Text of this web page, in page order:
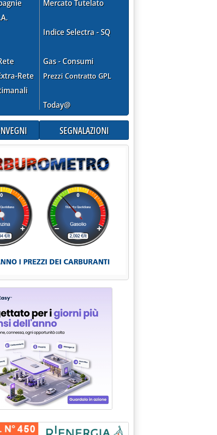
. Gpl, ampliamento deposito per Vulcangas'
Rete
Mercato Tutelato
Indice Selectra - SQ
Gas - Consumi
Prezzi Contratto GPL
Today@
SEGNALAZIONI